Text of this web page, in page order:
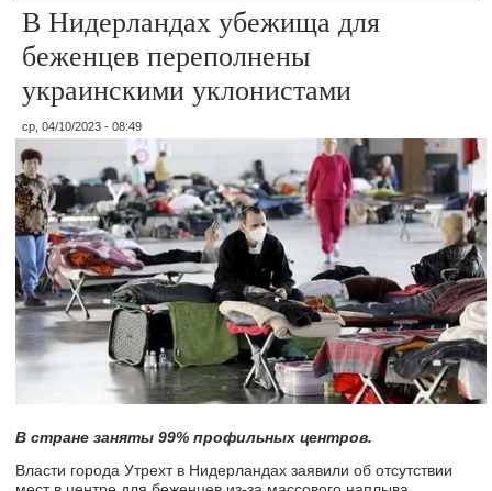
В Нидерландах убежища для
беженцев переполнены
украинскими уклонистами
ср, 04/10/2023 - 08:49
В стране заняты 99% профильных центров.
Власти города Утрехт в Нидерландах заявили об отсутствии